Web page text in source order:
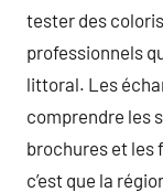
tester des
professionnels
littoral. Les
comprendre les
brochures et les
c’est que la